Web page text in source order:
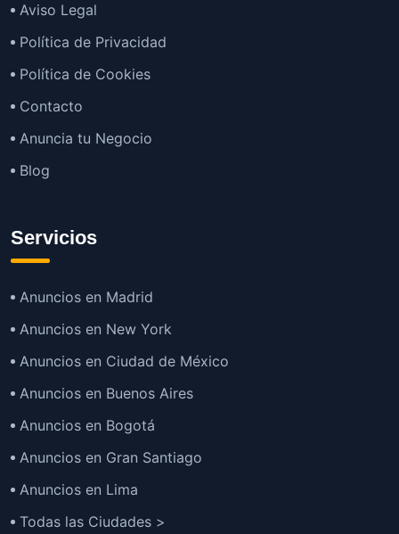
Aviso Legal
Política de Privacidad
Política de Cookies
Contacto
Anuncia tu Negocio
Blog
Servicios
Anuncios en Madrid
Anuncios en New York
Anuncios en Ciudad de México
Anuncios en Buenos Aires
Anuncios en Bogotá
Anuncios en Gran Santiago
Anuncios en Lima
Todas las Ciudades >